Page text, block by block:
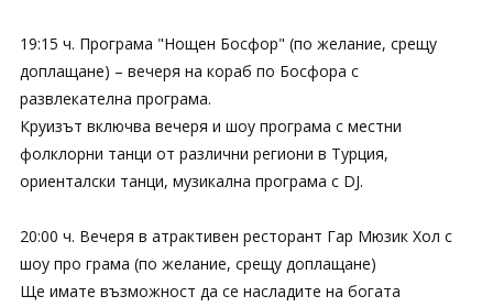
19:15 ч. Програма "Нощен Босфор" (по желание, срещу
доплащане) – вечеря на кораб по Босфора с
развлекателна програма.
Круизът включва вечеря и шоу програма с местни
фолклорни танци от различни региони в Турция,
ориенталски танци, музикална програма с DJ.
20:00 ч. Вечеря в атрактивен ресторант Гар Мюзик Хол с
шоу про грама (по желание, срещу доплащане)
Ще имате възможност да се насладите на богата